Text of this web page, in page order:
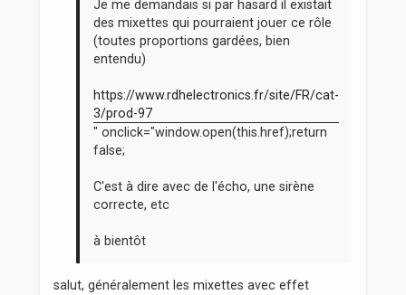
Je me demandais si par hasard il existait
des mixettes qui pourraient jouer ce rôle
(toutes proportions gardées, bien
entendu)
https://www.rdhelectronics.fr/site/FR/cat-
3/prod-97
" onclick="window.open(this.href);return
false;
C'est à dire avec de l'écho, une sirène
correcte, etc
à bientôt
salut, généralement les mixettes avec effet